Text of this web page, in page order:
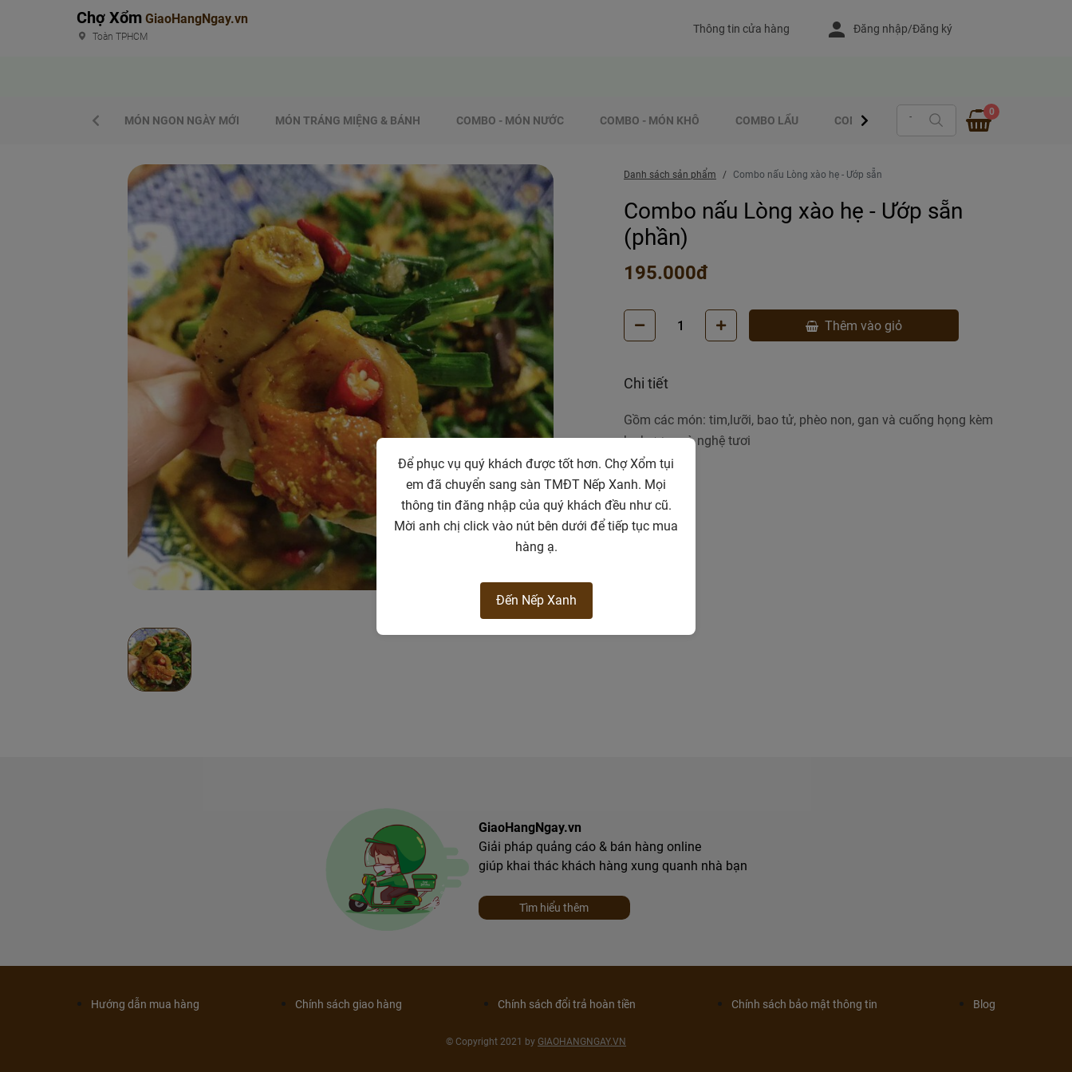
Chợ Xổm GiaoHangNgay.vn
Toàn TPHCM
Thông tin cửa hàng Đăng nhập/Đăng ký
MÓN NGON NGÀY MỚI MÓN TRÁNG MIỆNG & BÁNH COMBO - MÓN NƯỚC COMBO - MÓN KHÔ COMBO LẨU COMBO - CUỐN MÓN XỔM ƯỚP SẴN
0
Danh sách sản phẩm Combo nấu Lòng xào hẹ - Ướp sẵn
Combo nấu Lòng xào hẹ - Ướp sẵn
(phần)
195.000đ
Thêm vào giỏ
Chi tiết
Gồm các món: tim,lưỡi, bao tử, phèo non, gan và cuống họng kèm
hẹ hương và nghệ tươi
GiaoHangNgay.vn
Giải pháp quảng cáo & bán hàng online
giúp khai thác khách hàng xung quanh nhà bạn
Tìm hiểu thêm
Hướng dẫn mua hàng Chính sách giao hàng Chính sách đổi trả hoàn tiền Chính sách bảo mật thông tin Blog
© Copyright 2021 by GIAOHANGNGAY.VN
Để phục vụ quý khách được tốt hơn. Chợ Xổm tụi
em đã chuyển sang sàn TMĐT Nếp Xanh. Mọi
thông tin đăng nhập của quý khách đều như cũ.
Mời anh chị click vào nút bên dưới để tiếp tục mua
hàng ạ.
Đến Nếp Xanh